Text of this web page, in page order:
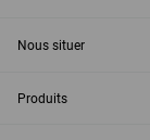
Nous situer
Produits